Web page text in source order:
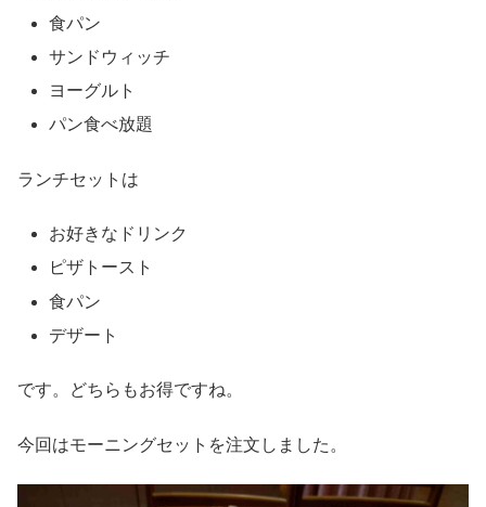
食パン
サンドウィッチ
ヨーグルト
パン食べ放題
ランチセットは
お好きなドリンク
ピザトースト
食パン
デザート
です。どちらもお得ですね。
今回はモーニングセットを注文しました。